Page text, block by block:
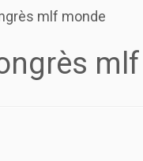
mlf monde